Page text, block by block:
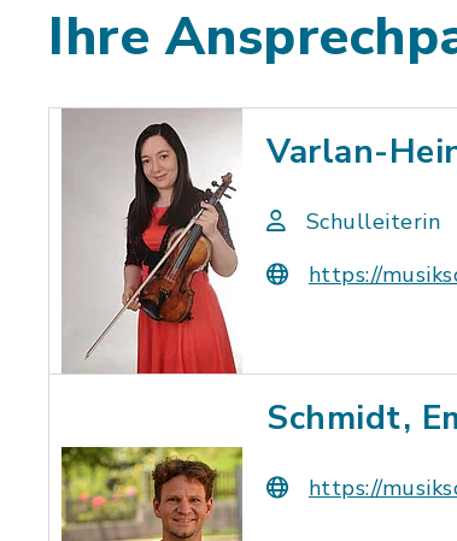
Ihre
Varlan-
Schulleiterin
https://
Schmidt,
https://